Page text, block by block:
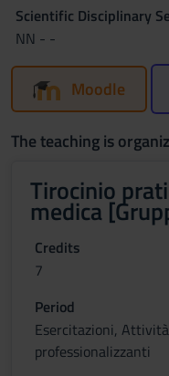
Scientific Disciplinary
NN - -
Moodle
The teaching is
Tirocinio
medica
Credits
7
Period
Esercitazioni,
professionalizzanti